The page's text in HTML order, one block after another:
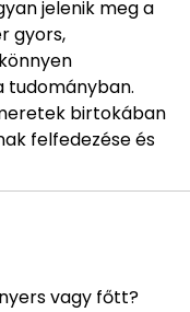
jelenik meg a
gyors,
tudományban.
birtokában
felfedezése és
vagy főtt?